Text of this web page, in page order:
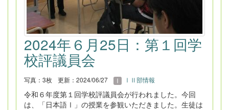
2024年６月25日：第１回学
校評議員会
写真：3枚 更新：2024/06/27 ⅠⅡ部情報
令和６年度第１回学校評議員会が行われました。今回
は、「日本語Ⅰ」の授業を参観いただきました。生徒は